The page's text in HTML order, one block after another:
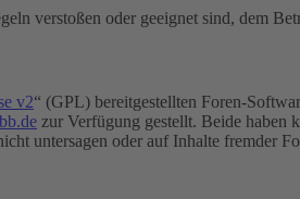
verstoßen oder geeignet sind, dem
v2“ (GPL) bereitgestellten Foren-
zur Verfügung gestellt. Beide haben
untersagen oder auf Inhalte fremder